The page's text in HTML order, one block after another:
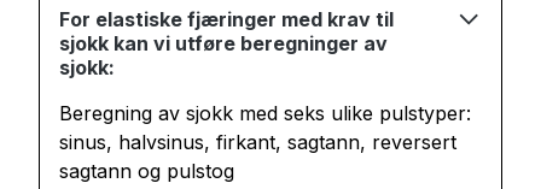
For elastiske fjæringer med krav til
sjokk kan vi utføre beregninger av
sjokk:
Beregning av sjokk med seks ulike pulstyper:
sinus, halvsinus, firkant, sagtann, reversert
sagtann og pulstog